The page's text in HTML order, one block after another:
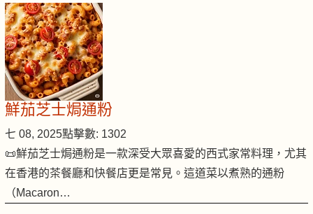
鮮茄芝士焗通粉
七 08, 2025點擊數: 1302
📜鮮茄芝士焗通粉是一款深受大眾喜愛的西式家常料理，尤其
在香港的茶餐廳和快餐店更是常見。這道菜以煮熟的通粉
（Macaron…